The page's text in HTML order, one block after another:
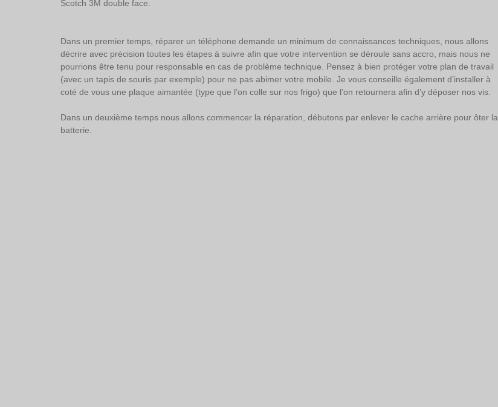
Scotch 3M double face.
Dans un premier temps, réparer un téléphone demande un minimum de connaissances techniques, nous allons
décrire avec précision toutes les étapes à suivre afin que votre intervention se déroule sans accro, mais nous ne
pourrions être tenu pour responsable en cas de problème technique. Pensez à bien protéger votre plan de travail
(avec un tapis de souris par exemple) pour ne pas abimer votre mobile. Je vous conseille également d’installer à
coté de vous une plaque aimantée (type que l’on colle sur nos frigo) que l’on retournera afin d’y déposer nos vis.
Dans un deuxième temps nous allons commencer la réparation, débutons par enlever le cache arrière pour ôter la
batterie.